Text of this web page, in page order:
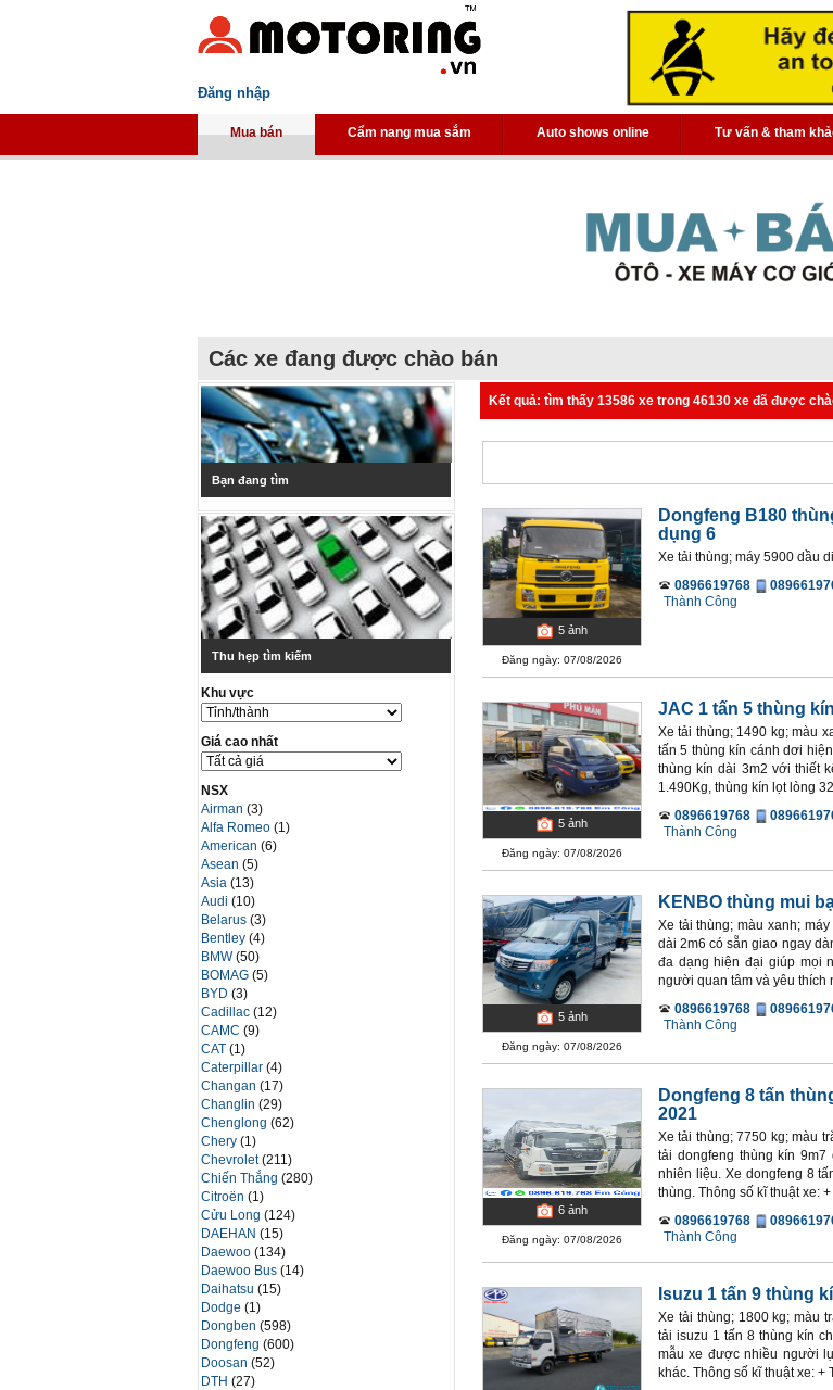
Đăng nhập
Mua bán Cẩm nang mua sắm Auto shows online Tư vấn & tham
Các xe đang được chào bán
Bạn đang tìm
Thu hẹp tìm kiếm
Khu vực
Giá cao nhất
NSX
Airman(3)
Alfa Romeo(1)
American(6)
Asean(5)
Asia(13)
Audi(10)
Belarus(3)
Bentley(4)
BMW(50)
BOMAG(5)
BYD(3)
Cadillac(12)
CAMC(9)
CAT(1)
Caterpillar(4)
Changan(17)
Changlin(29)
Chenglong(62)
Chery(1)
Chevrolet(211)
Chiến Thắng(280)
Citroën(1)
Cửu Long(124)
DAEHAN(15)
Daewoo(134)
Daewoo Bus(14)
Daihatsu(15)
Dodge(1)
Dongben(598)
Dongfeng(600)
Doosan(52)
DTH(27)
Kết quả: tìm thấy 13586 xe trong 46130 xe đã được
5 ảnh
Đăng ngày: 07/08/2026
Dongfeng B180
dụng 6
Xe tải thùng; máy 5900 dầu
0896619768
Thành Công
5 ảnh
Đăng ngày: 07/08/2026
JAC 1 tấn 5 thùng
Xe tải thùng; 1490 kg; màu
tấn 5 thùng kín cánh dơi
thùng kín dài 3m2 với thiết
1.490Kg, thùng kín lọt lòng
0896619768
Thành Công
5 ảnh
Đăng ngày: 07/08/2026
KENBO thùng mui
Xe tải thùng; màu xanh;
dài 2m6 có sẵn giao ngay
đa dạng hiện đại giúp mọi
người quan tâm và yêu thích
0896619768
Thành Công
6 ảnh
Đăng ngày: 07/08/2026
Dongfeng 8 tấn
2021
Xe tải thùng; 7750 kg; màu
tải dongfeng thùng kín
nhiên liệu. Xe dongfeng 8
thùng. Thông số kĩ thuật xe:
0896619768
Thành Công
Isuzu 1 tấn 9 thùng
Xe tải thùng; 1800 kg; màu
tải isuzu 1 tấn 8 thùng kín
mẫu xe được nhiều người
khác. Thông số kĩ thuật xe: +